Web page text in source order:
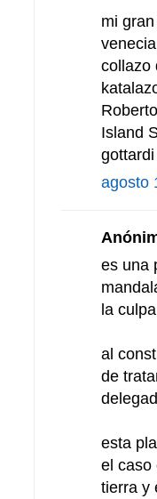
mi
collazo
Island
agosto
es una
la
al
de
esta
el caso
tierra y